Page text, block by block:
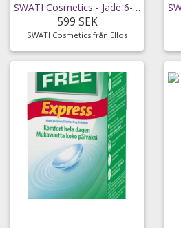
SWATI Cosmetics - Jade 6-månaders kosmetiska linser
599 SEK
SWATI Cosmetics från Ellos